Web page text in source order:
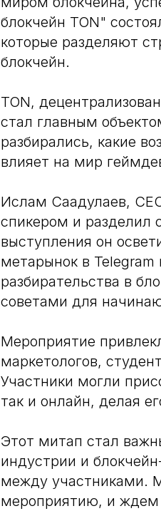
блокчейн TON"
которые разделяют
блокчейн.
TON,
стал главным
разбирались, какие
влияет на мир
Ислам Саадулаев,
спикером и разделил
выступления он
метарынок в Telegram
разбирательства в
советами для
Мероприятие
маркетологов,
Участники могли
так и онлайн, делая
Этот митап стал
индустрии и
между участниками.
мероприятию, и ждем